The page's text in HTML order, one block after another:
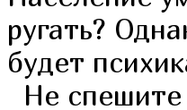
ругать?
будет
Не